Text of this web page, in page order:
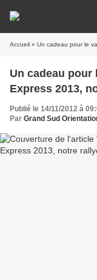
Accueil » Un cadeau pour le
Un cadeau pour
Express 2013,
Publié le 14/11/2012 à
Par Grand Sud